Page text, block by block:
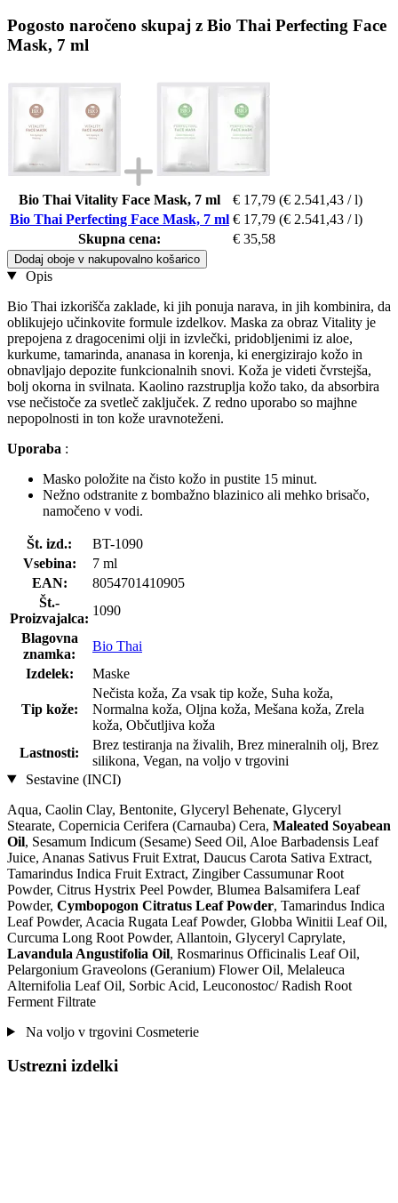
Pogosto naročeno skupaj z Bio Thai Perfecting Face
Mask, 7 ml
Bio Thai Vitality Face Mask, 7 ml € 17,79 (€ 2.541,43 / l)
Bio Thai Perfecting Face Mask, 7 ml € 17,79 (€ 2.541,43 / l)
Skupna cena:
€ 35,58
Dodaj oboje v nakupovalno košarico
Opis
Bio Thai izkorišča zaklade, ki jih ponuja narava, in jih kombinira, da
oblikujejo učinkovite formule izdelkov. Maska za obraz Vitality je
prepojena z dragocenimi olji in izvlečki, pridobljenimi iz aloe,
kurkume, tamarinda, ananasa in korenja, ki energizirajo kožo in
obnavljajo depozite funkcionalnih snovi. Koža je videti čvrstejša,
bolj okorna in svilnata. Kaolino razstruplja kožo tako, da absorbira
vse nečistoče za svetleč zaključek. Z redno uporabo so majhne
nepopolnosti in ton kože uravnoteženi.
Uporaba :
Masko položite na čisto kožo in pustite 15 minut.
Nežno odstranite z bombažno blazinico ali mehko brisačo,
namočeno v vodi.
Št. izd.:
BT-1090
Vsebina:
7 ml
EAN:
8054701410905
Št.-
Proizvajalca:
1090
Blagovna
znamka:
Bio Thai
Izdelek:
Maske
Tip kože:
Nečista koža, Za vsak tip kože, Suha koža,
Normalna koža, Oljna koža, Mešana koža, Zrela
koža, Občutljiva koža
Lastnosti:
Brez testiranja na živalih, Brez mineralnih olj, Brez
silikona, Vegan, na voljo v trgovini
Sestavine (INCI)
Aqua, Caolin Clay, Bentonite, Glyceryl Behenate, Glyceryl
Stearate, Copernicia Cerifera (Carnauba) Cera, Maleated Soyabean
Oil, Sesamum Indicum (Sesame) Seed Oil, Aloe Barbadensis Leaf
Juice, Ananas Sativus Fruit Extrat, Daucus Carota Sativa Extract,
Tamarindus Indica Fruit Extract, Zingiber Cassumunar Root
Powder, Citrus Hystrix Peel Powder, Blumea Balsamifera Leaf
Powder, Cymbopogon Citratus Leaf Powder, Tamarindus Indica
Leaf Powder, Acacia Rugata Leaf Powder, Globba Winitii Leaf Oil,
Curcuma Long Root Powder, Allantoin, Glyceryl Caprylate,
Lavandula Angustifolia Oil, Rosmarinus Officinalis Leaf Oil,
Pelargonium Graveolons (Geranium) Flower Oil, Melaleuca
Alternifolia Leaf Oil, Sorbic Acid, Leuconostoc/ Radish Root
Ferment Filtrate
Na voljo v trgovini Cosmeterie
Ustrezni izdelki